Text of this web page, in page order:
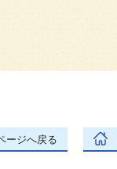
ージへ戻る